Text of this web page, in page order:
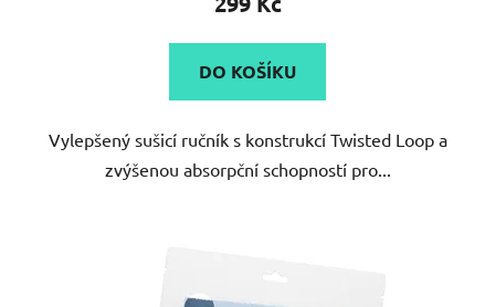
5,0
z
hvězdiček.
DO KOŠÍKU
Vylepšený sušicí ručník s konstrukcí Twisted Loop a
zvýšenou absorpční schopností pro...